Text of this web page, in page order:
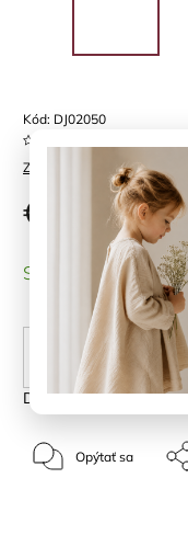
Kód: DJ02050
Značka:
€28,19
SKLADOM (1 ks)
Detailné informácie
Opýtať sa